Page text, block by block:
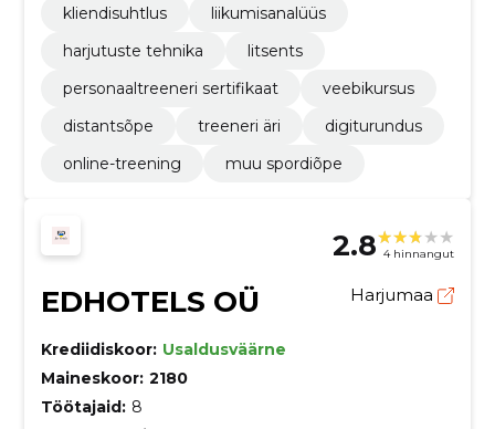
kliendisuhtlus
liikumisanalüüs
harjutuste tehnika
litsents
personaaltreeneri sertifikaat
veebikursus
distantsõpe
treeneri äri
digiturundus
online-treening
muu spordiõpe
2.8 4 hinnangut
EDHOTELS OÜ Harjumaa
Krediidiskoor: Usaldusväärne
Maineskoor: 2180
Töötajaid: 8